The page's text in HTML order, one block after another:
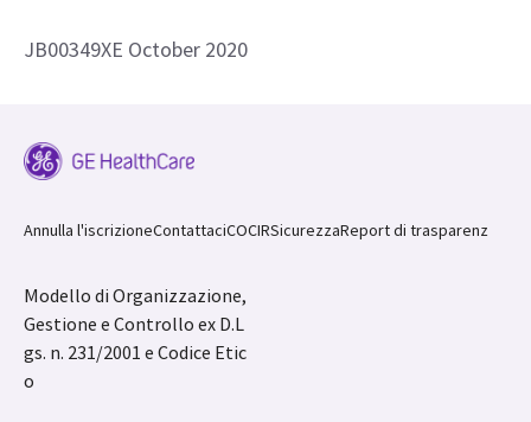
JB00349XE October 2020
Annulla l'iscrizioneContattaciCOCIRSicurezzaReport di trasparenz
Modello di Organizzazione,
Gestione e Controllo ex D.L
gs. n. 231/2001 e Codice Etic
o